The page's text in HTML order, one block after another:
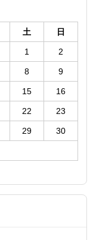
土 日
1 2
8 9
15 16
22 23
29 30